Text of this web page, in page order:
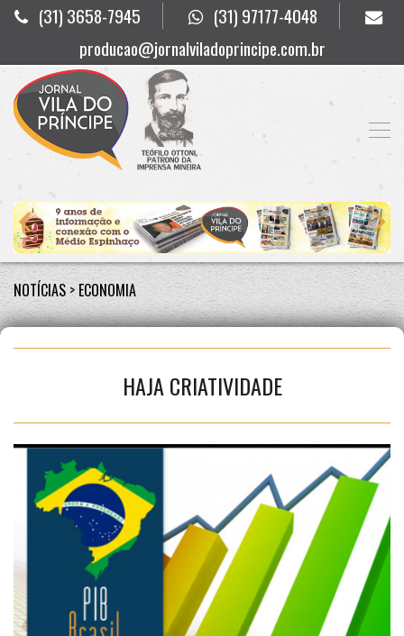
(31) 3658-7945
(31) 97177-4048
producao@jornalviladoprincipe.com.br
NOTÍCIAS > ECONOMIA
HAJA CRIATIVIDADE